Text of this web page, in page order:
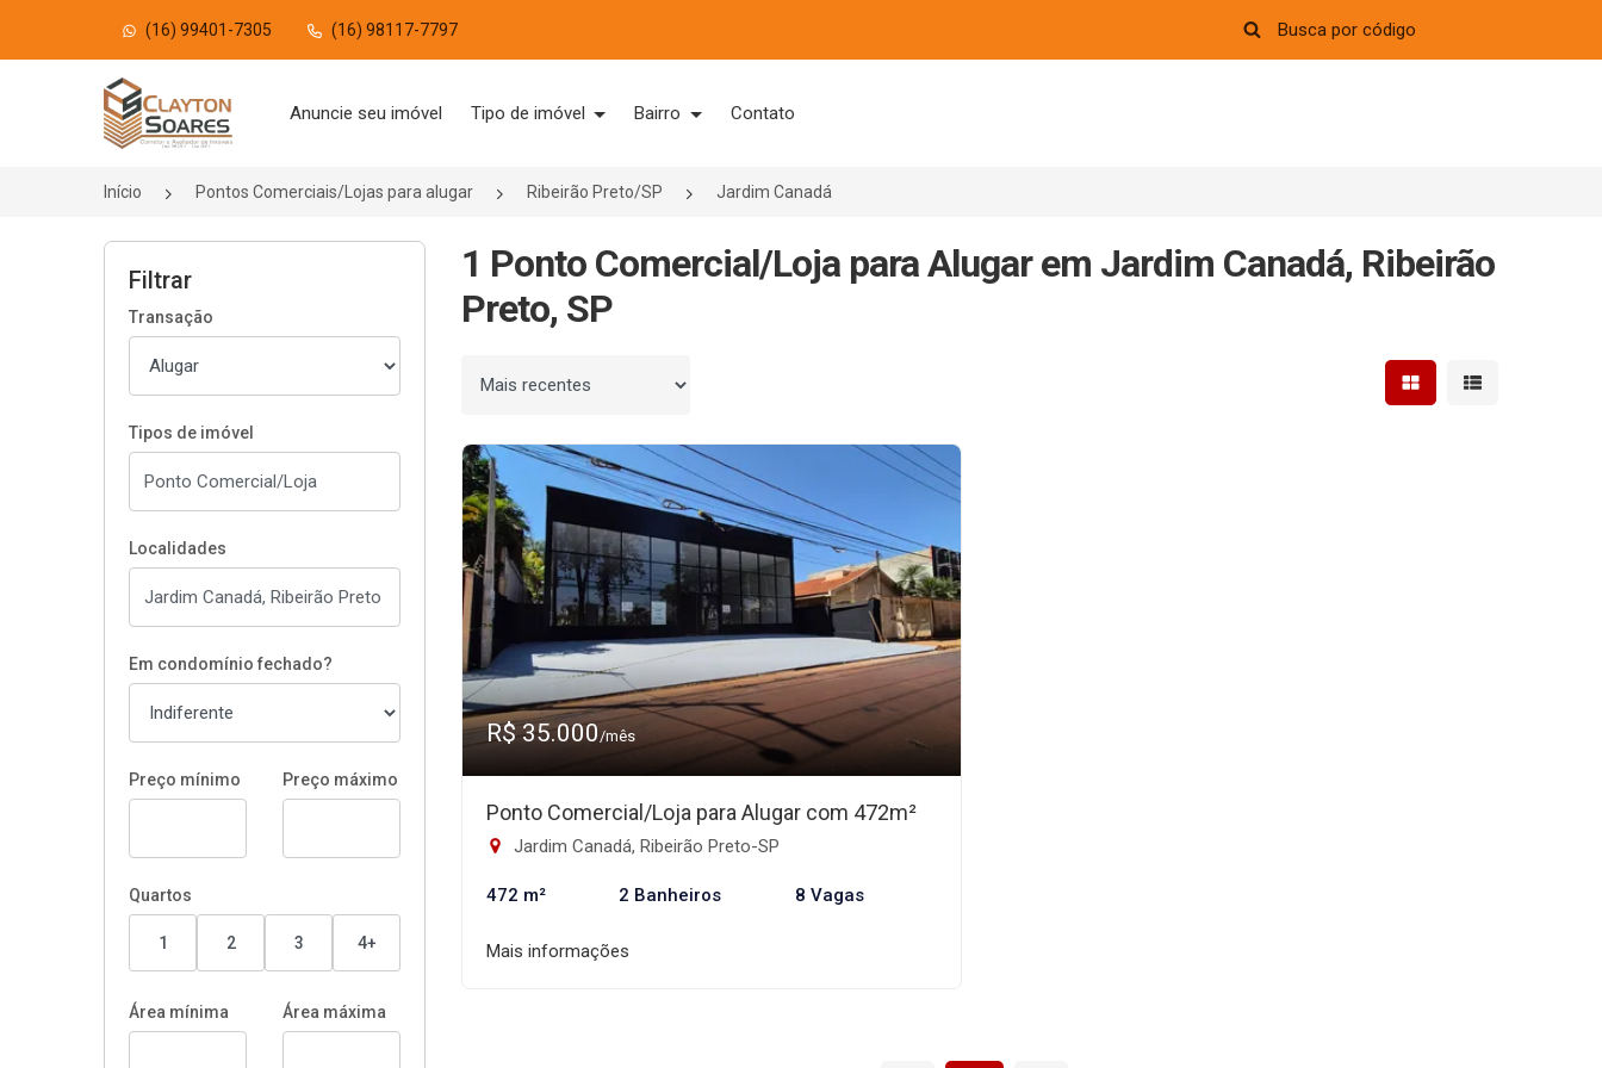
(16) 99401-7305 (16) 98117-7797
Página inicial
Anuncie seu imóvel Tipo de imóvel Bairro Contato
Início Pontos Comerciais/Lojas para alugar Ribeirão Preto/SP Jardim Canadá
Filtrar
Transação
Tipos de imóvel
Localidades
Em condomínio fechado?
Preço mínimo Preço máximo
Quartos
1 2 3 4+
Área mínima Área máxima
1 Ponto Comercial/Loja para Alugar em Jardim Canadá, Ribeirão
Preto, SP
Ordenar por Mostrar resultados em
Mostrar
R$ 35.000/mês
Ponto Comercial/Loja para Alugar com 472m²
Jardim Canadá, Ribeirão Preto-SP
472 m² 2 Banheiros 8 Vagas
Mais informações